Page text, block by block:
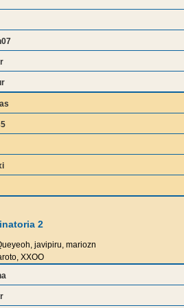
2
javipiru, mariozn
XXOO